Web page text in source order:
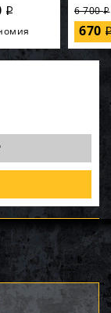
i 6 700i
670